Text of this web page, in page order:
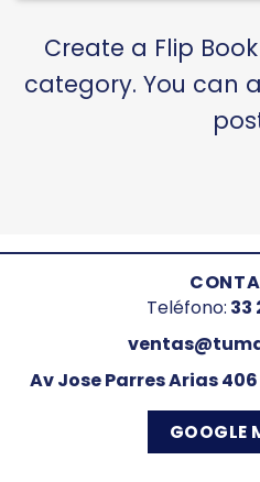
Create a Flip
category. You can
Teléfono: 33
Av Jose Parres Arias
GOOGLE